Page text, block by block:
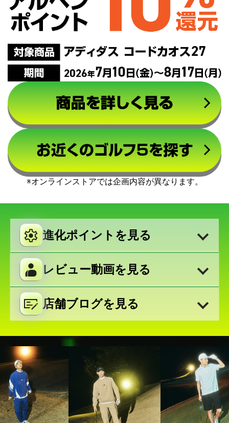
※オンラインストアでは企画内容が異なります。
進化ポイントを見る
レビュー動画を見る
店舗ブログを見る